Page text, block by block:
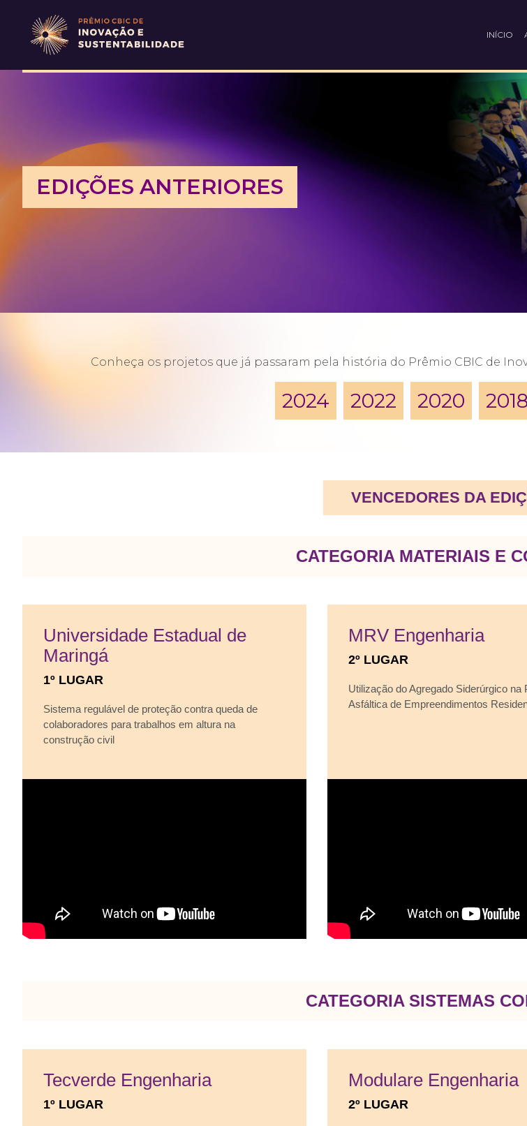
INÍCIO
EDIÇÕES ANTERIORES
Conheça os projetos que já passaram pela história do Prêmio CBIC de
2024 2022 2020 2018
VENCEDORES DA
CATEGORIA MATERIAIS E
Universidade Estadual de
Maringá
1º LUGAR
Sistema regulável de proteção contra queda de
colaboradores para trabalhos em altura na
construção civil
MRV Engenharia
2º LUGAR
Utilização do Agregado Siderúrgico na
Asfáltica de Empreendimentos
CATEGORIA SISTEMAS
Tecverde Engenharia
1º LUGAR
Modulare Engenharia
2º LUGAR